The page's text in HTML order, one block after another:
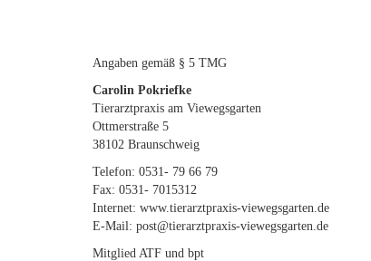
Angaben gemäß § 5 TMG
Carolin Pokriefke
Tierarztpraxis am Viewegsgarten
Ottmerstraße 5
38102 Braunschweig
Telefon: 0531- 79 66 79
Fax: 0531- 7015312
Internet: www.tierarztpraxis-viewegsgarten.de
E-Mail: post@tierarztpraxis-viewegsgarten.de
Mitglied ATF und bpt